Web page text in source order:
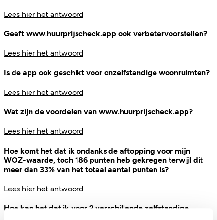
Lees hier het antwoord
Geeft www.huurprijscheck.app ook verbetervoorstellen?
Lees hier het antwoord
Is de app ook geschikt voor onzelfstandige woonruimten?
Lees hier het antwoord
Wat zijn de voordelen van www.huurprijscheck.app?
Lees hier het antwoord
Hoe komt het dat ik ondanks de aftopping voor mijn
WOZ-waarde, toch 186 punten heb gekregen terwijl dit
meer dan 33% van het totaal aantal punten is?
Lees hier het antwoord
Hoe kan het dat ik voor 2 verschillende zelfstandige